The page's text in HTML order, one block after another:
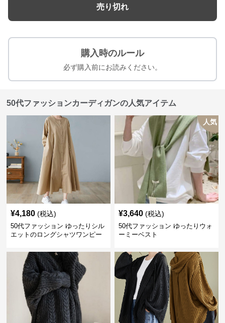
売り切れ
購入時のルール
必ず購入前にお読みください。
50代ファッションカーディガンの人気アイテム
¥4,180 (税込)
50代ファッション ゆったりシル
エットのロングシャツワンピー
人気
¥3,640 (税込)
50代ファッション ゆったりウォ
ーミーベスト